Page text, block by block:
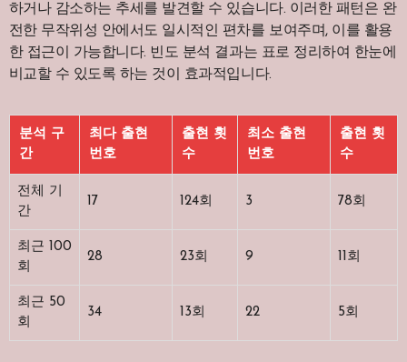
하거나 감소하는 추세를 발견할 수 있습니다. 이러한 패턴은 완
전한 무작위성 안에서도 일시적인 편차를 보여주며, 이를 활용
한 접근이 가능합니다. 빈도 분석 결과는 표로 정리하여 한눈에
비교할 수 있도록 하는 것이 효과적입니다.
분석 구
간
최다 출현
번호
출현 횟
수
최소 출현
번호
출현 횟
수
전체 기
간
17 124회 3 78회
최근 100
회
28 23회 9 11회
최근 50
회
34 13회 22 5회